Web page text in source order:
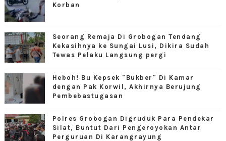
Korban
Seorang Remaja Di Grobogan Tendang
Kekasihnya ke Sungai Lusi, Dikira Sudah
Tewas Pelaku Langsung pergi
Heboh! Bu Kepsek "Bukber" Di Kamar
dengan Pak Korwil, Akhirnya Berujung
Pembebastugasan
Polres Grobogan Digruduk Para Pendekar
Silat, Buntut Dari Pengeroyokan Antar
Perguruan Di Karangrayung